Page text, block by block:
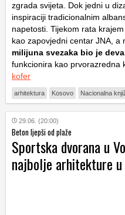
zgrada svijeta. Dok jedni u
inspiraciji tradicionalnim
napetosti. Tijekom rata
kao zapovjedni centar JNA, a
milijuna svezaka bio je
funkcionira kao prvorazredna
kofer
arhitektura Kosovo Nacionalna
29.06. (20:00)
Beton ljepši od plaže
Sportska dvorana u
najbolje arhitekture